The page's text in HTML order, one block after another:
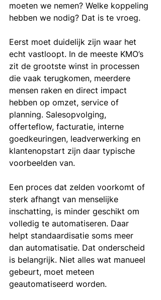
moeten we nemen? Welke koppeling
hebben we nodig? Dat is te vroeg.
Eerst moet duidelijk zijn waar het
echt vastloopt. In de meeste KMO’s
zit de grootste winst in processen
die vaak terugkomen, meerdere
mensen raken en direct impact
hebben op omzet, service of
planning. Salesopvolging,
offerteflow, facturatie, interne
goedkeuringen, leadverwerking en
klantenopstart zijn daar typische
voorbeelden van.
Een proces dat zelden voorkomt of
sterk afhangt van menselijke
inschatting, is minder geschikt om
volledig te automatiseren. Daar
helpt standaardisatie soms meer
dan automatisatie. Dat onderscheid
is belangrijk. Niet alles wat manueel
gebeurt, moet meteen
geautomatiseerd worden.